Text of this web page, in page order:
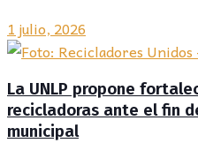
1 julio, 2026
La UNLP propone
recicladoras ante el fin
municipal